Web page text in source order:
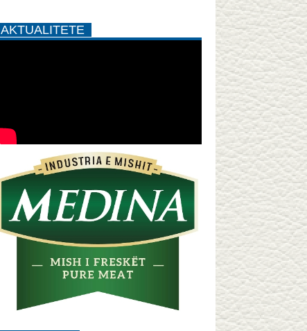
AKTUALITETE